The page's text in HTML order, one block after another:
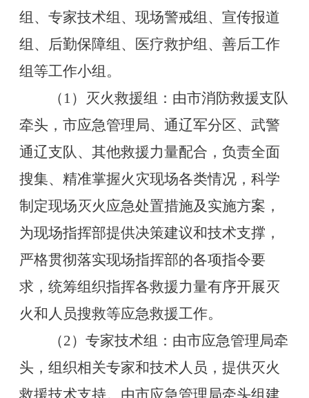
组、专家技术组、现场警戒组、宣传报道
组、后勤保障组、医疗救护组、善后工作
组等工作小组。
（ 1）灭火救援组：由市消防救援支队
牵头，市应急管理局、通辽军分区、武警
通辽支队、其他救援力量配合，负责全面
搜集、精准掌握火灾现场各类情况，科学
制定现场灭火应急处置措施及实施方案，
为现场指挥部提供决策建议和技术支撑，
严格贯彻落实现场指挥部的各项指令要
求，统筹组织指挥各救援力量有序开展灭
火和人员搜救等应急救援工作。
（2）专家技术组：由市应急管理局牵
头，组织相关专家和技术人员，提供灭火
救援技术支持。由市应急管理局牵头组建